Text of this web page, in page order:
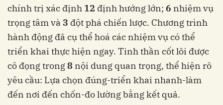
chính trị xác định 12 định hướng lớn; 6 nhiệm vụ
trọng tâm và 3 đột phá chiến lược. Chương trình
hành động đã cụ thể hoá các nhiệm vụ có thể
triển khai thực hiện ngay. Tinh thần cốt lõi được
cô đọng trong8 nội dung quan trọng, thể hiện rõ
yêu cầu: Lựa chọn đúng-triển khai nhanh-làm
đến nơi đến chốn-đo lường bằng kết quả.